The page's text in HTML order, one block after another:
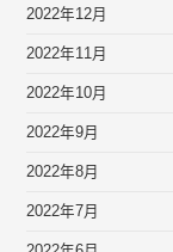
2022年12月
2022年11月
2022年10月
2022年9月
2022年8月
2022年7月